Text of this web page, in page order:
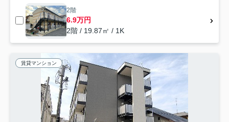
2階
6.9万円
2階 / 19.87㎡ / 1K
賃貸マンション